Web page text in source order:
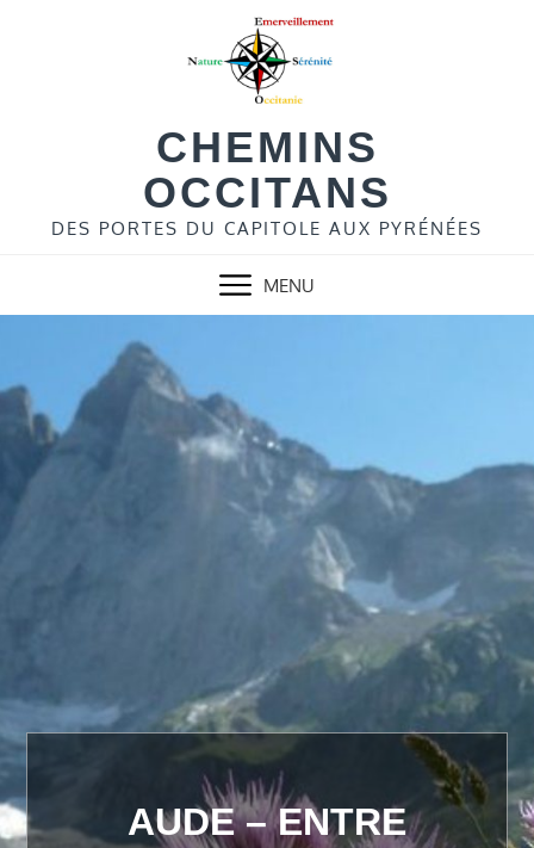
CHEMINS
OCCITANS
DES PORTES DU CAPITOLE AUX PYRÉNÉES
MENU
AUDE – ENTRE